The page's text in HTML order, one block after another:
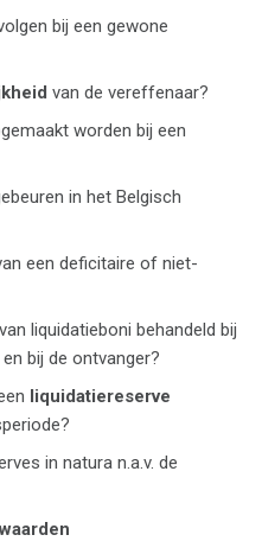
bij een gewone
van de vereffenaar?
worden bij een
in het Belgisch
een deficitaire of niet-
liquidatieboni behandeld bij
bij de ontvanger?
liquidatiereserve
in natura n.a.v. de